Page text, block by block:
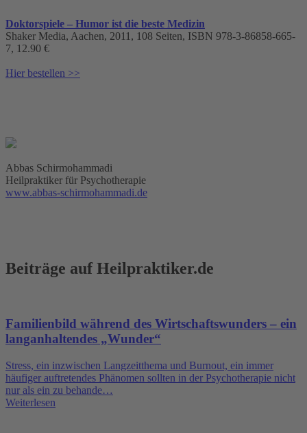
Doktorspiele – Humor ist die beste Medizin
Shaker Media, Aachen, 2011, 108 Seiten, ISBN 978-3-86858-665-
7, 12.90 €
Hier bestellen >>
Abbas Schirmohammadi
Heilpraktiker für Psychotherapie
www.abbas-schirmohammadi.de
Beiträge auf Heilpraktiker.de
Familienbild während des Wirtschaftswunders – ein
langanhaltendes „Wunder“
Stress, ein inzwischen Langzeitthema und Burnout, ein immer
häufiger auftretendes Phänomen sollten in der Psychotherapie nicht
nur als ein zu behande…
Weiterlesen